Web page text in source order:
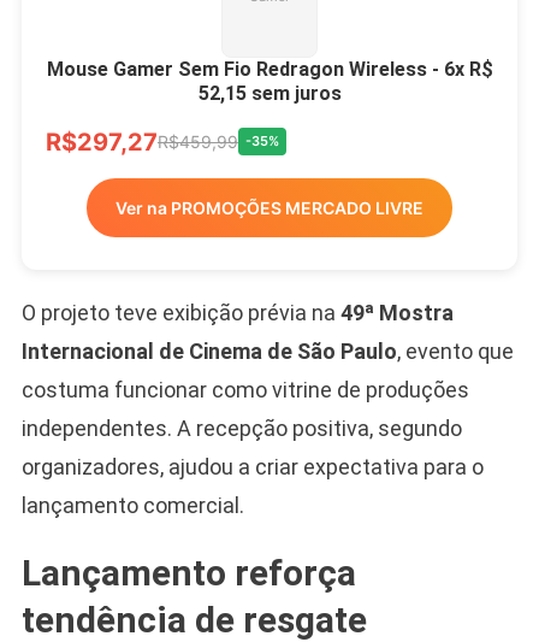
Mouse Gamer Sem Fio Redragon Wireless - 6x R$
52,15 sem juros
R$297,27R$459,99 -35%
Ver na PROMOÇÕES MERCADO LIVRE
O projeto teve exibição prévia na 49ª Mostra
Internacional de Cinema de São Paulo, evento que
costuma funcionar como vitrine de produções
independentes. A recepção positiva, segundo
organizadores, ajudou a criar expectativa para o
lançamento comercial.
Lançamento reforça
tendência de resgate